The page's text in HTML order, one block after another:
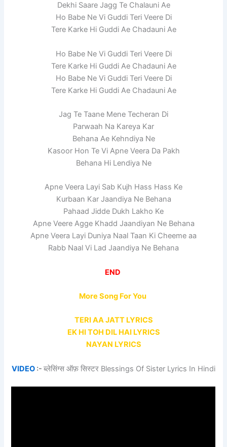
Dekhi Saare Jagg Te Chalauni Ae
Ho Babe Ne Vi Guddi Teri Veere Di
Tere Karke Hi Guddi Ae Chadauni Ae
Ho Babe Ne Vi Guddi Teri Veere Di
Tere Karke Hi Guddi Ae Chadauni Ae
Ho Babe Ne Vi Guddi Teri Veere Di
Tere Karke Hi Guddi Ae Chadauni Ae
Jag Te Taane Mene Techeran Di
Parwaah Na Kareya Kar
Behana Ae Kehndiya Ne
Kasoor Hon Te Vi Apne Veera Da Pakh
Behana Hi Lendiya Ne
Apne Veera Layi Sab Kujh Hass Hass Ke
Kurbaan Kar Jaandiya Ne Behana
Pahaad Jidde Dukh Lakho Ke
Apne Veere Agge Khadd Jaandiyan Ne Behana
Apne Veera Layi Duniya Naal Taan Ki Cheeme aa
Rabb Naal Vi Lad Jaandiya Ne Behana
END
More Song For You
TERI AA JATT LYRICS
EK HI TOH DIL HAI LYRICS
NAYAN LYRICS
VIDEO :- ब्लेसिंग्स ऑफ़ सिस्टर Blessings Of Sister Lyrics In Hindi